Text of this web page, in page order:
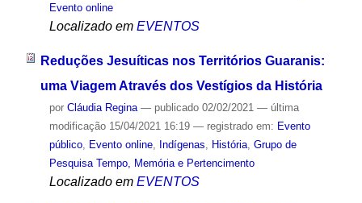
Evento online
Localizado em EVENTOS
Reduções Jesuíticas nos Territórios Guaranis:
uma Viagem Através dos Vestígios da História
por Cláudia Regina — publicado02/02/2021 — última
modificação15/04/2021 16:19 — registrado em: Evento
público, Evento online, Indígenas História, Grupo de
Pesquisa Tempo, Memória e Pertencimento
Localizado em EVENTOS